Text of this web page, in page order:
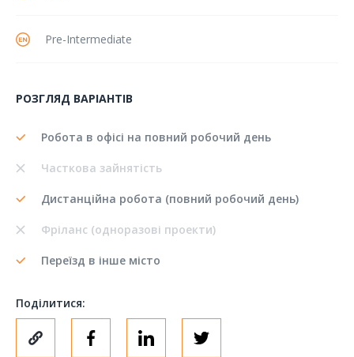
Pre-Intermediate
РОЗГЛЯД ВАРІАНТІВ
Робота в офісі на повний робочий день
Часткова зайнятість
Дистанційна робота (повний робочий день)
Фріланс (одноразові проекти)
Переїзд в інше місто
Поділитися: